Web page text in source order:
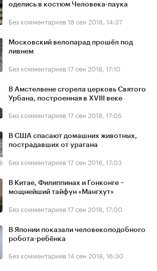
оделись в костюм Человека-паука
Без комментариев 18 сен 2018, 14:37
Московский велопарад прошёл под
ливнем
Без комментариев 17 сен 2018, 17:10
В Амстелвене сгорела церковь Святого
Урбана, построенная в XVIII веке
Без комментариев 17 сен 2018, 17:05
В США спасают домашних животных,
пострадавших от урагана
Без комментариев 17 сен 2018, 17:03
В Китае, Филиппинах и Гонконге –
мощнейший тайфун «Мангхут»
Без комментариев 17 сен 2018, 17:00
В Японии показали человекоподобного
робота-ребёнка
Без комментариев 14 сен 2018, 16:30